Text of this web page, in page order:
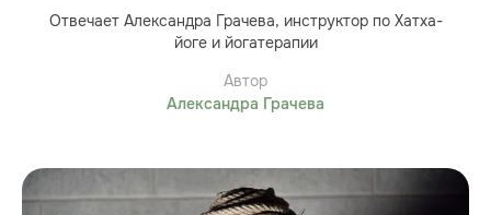
Отвечает Александра Грачева, инструктор по Хатха-
йоге и йогатерапии
Автор
Александра Грачева